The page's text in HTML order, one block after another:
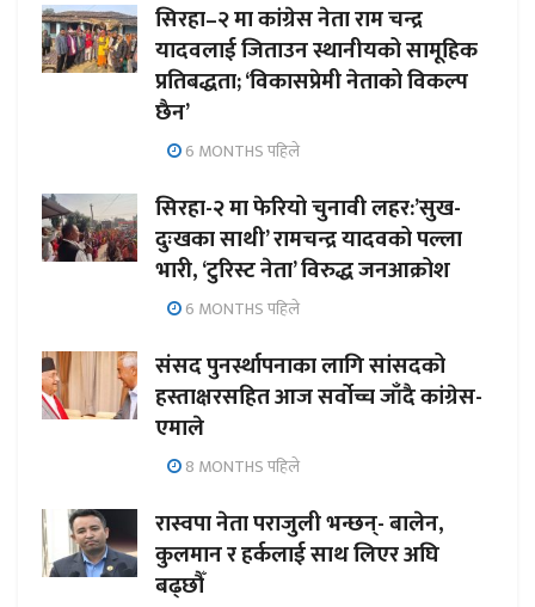
सिरहा–२ मा कांग्रेस नेता राम चन्द्र
यादवलाई जिताउन स्थानीयको सामूहिक
प्रतिबद्धता; ‘विकासप्रेमी नेताको विकल्प
छैन’
6 MONTHS पहिले
सिरहा-२ मा फेरियो चुनावी लहर:’सुख-
दुःखका साथी’ रामचन्द्र यादवको पल्ला
भारी, ‘टुरिस्ट नेता’ विरुद्ध जनआक्रोश
6 MONTHS पहिले
संसद पुनर्स्थापनाका लागि सांसदको
हस्ताक्षरसहित आज सर्वोच्च जाँदै कांग्रेस-
एमाले
8 MONTHS पहिले
रास्वपा नेता पराजुली भन्छन्- बालेन,
कुलमान र हर्कलाई साथ लिएर अघि
बढ्छौँ